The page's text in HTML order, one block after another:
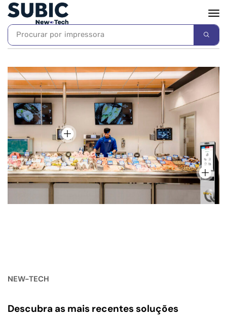
Procurar por impressora
NEW-TECH
Descubra as mais recentes soluções